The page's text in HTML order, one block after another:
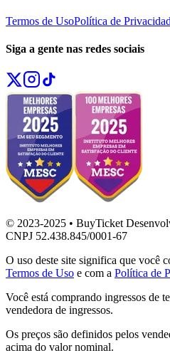
Termos de UsoPolítica de
Siga a gente nas redes sociais
© 2023-2025 • BuyTicket
CNPJ 52.438.845/0001-67
O uso deste site significa que você
Termos de Uso e com a Política de
Você está comprando ingressos de
vendedora de ingressos.
Os preços são definidos pelos
acima do valor nominal.